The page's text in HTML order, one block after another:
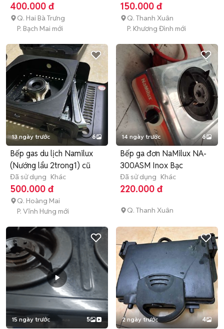
400.000 đ
Q. Hai Bà Trưng
P. Bạch Mai mới
150.000 đ
Q. Thanh Xuân
P. Khương Đình mới
13 ngày trước 6
Bếp gas du lịch Namilux
(Nướng lẩu 2trong1) cũ
Đã sử dụng Khác
500.000 đ
Q. Hoàng Mai
P. Vĩnh Hưng mới
14 ngày trước 6
Bếp ga đơn NaMilux NA-
300ASM Inox Bạc
Đã sử dụng Khác
220.000 đ
Q. Thanh Xuân
15 ngày trước 5 2 ngày trước 4